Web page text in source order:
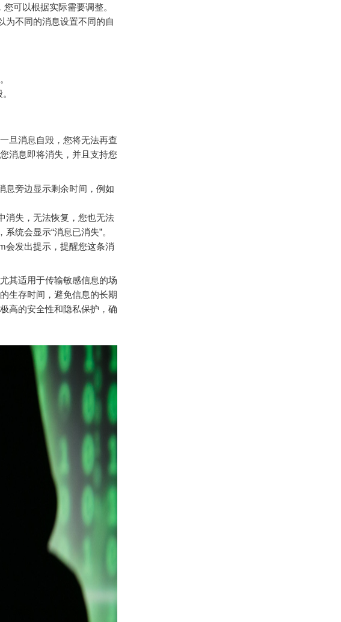
可以根据实际需要调整。
为不同的消息设置不同的自
旦消息自毁，您将无法再查
消息即将消失，并且支持您
息旁边显示剩余时间，例如
消失，无法恢复，您也无法
统会显示“消息已消失”。
会发出提示，提醒您这条消
其适用于传输敏感信息的场
生存时间，避免信息的长期
高的安全性和隐私保护，确